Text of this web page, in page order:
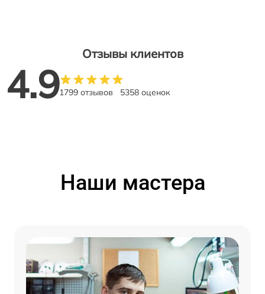
Отзывы клиентов
4.91799 отзывов 5358 оценок
Наши мастера